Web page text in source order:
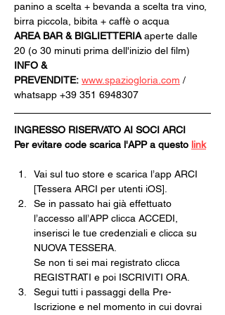
panino a scelta + bevanda a scelta tra vino,
birra piccola, bibita + caffè o acqua
AREA BAR & BIGLIETTERIA aperte dalle
20 (o 30 minuti prima dell'inizio del film)
INFO &
PREVENDITE: www.spaziogloria.com /
whatsapp +39 351 6948307
INGRESSO RISERVATO AI SOCI ARCI
Per evitare code scarica l'APP a questo link
Vai sul tuo store e scarica l’app ARCI
[Tessera ARCI per utenti iOS].
Se in passato hai già effettuato
l’accesso all’APP clicca ACCEDI,
inserisci le tue credenziali e clicca su
NUOVA TESSERA.
Se non ti sei mai registrato clicca
REGISTRATI e poi ISCRIVITI ORA.
Segui tutti i passaggi della Pre-
Iscrizione e nel momento in cui dovrai